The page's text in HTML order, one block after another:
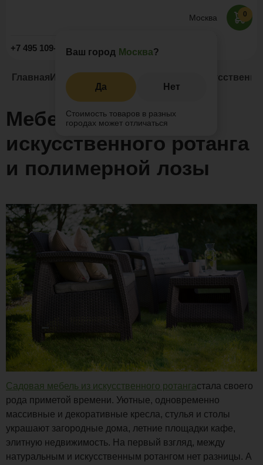
Москва
Ваш город Москва?
Да Нет
Стоимость товаров в разных
городах может отличаться
+7 495 109-52-09 Заказать звонок
0
Главная Информация Статьи Мебель из
Мебель из
искусственного ротанга
и полимерной лозы
Садовая мебель из искусственного ротангастала своего
рода приметой времени. Уютные, одновременно
массивные и декоративные кресла, стулья и столы
украшают загородные дома, летние площадки кафе,
элитную недвижимость. На первый взгляд, между
натуральным и искусственным ротангом нет разницы. А